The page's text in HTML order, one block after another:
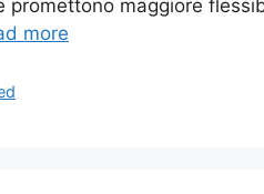
promettono maggiore
more